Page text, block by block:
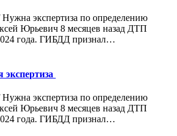
экспертиза по определению
Юрьевич 8 месяцев назад ДТП
года. ГИБДД признал…
экспертиза
экспертиза по определению
Юрьевич 8 месяцев назад ДТП
года. ГИБДД признал…